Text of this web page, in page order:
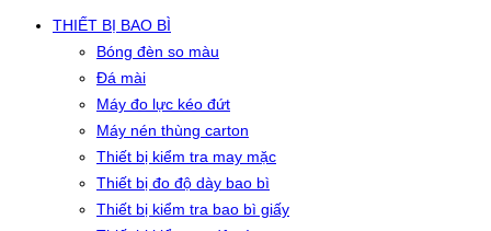
THIẾT BỊ BAO BÌ
Bóng đèn so màu
Đá mài
Máy đo lực kéo đứt
Máy nén thùng carton
Thiết bị kiểm tra may mặc
Thiết bị đo độ dày bao bì
Thiết bị kiểm tra bao bì giấy